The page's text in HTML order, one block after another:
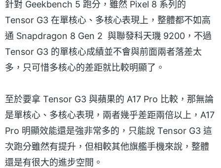
針對 Geekbench 5 跑分，雖然 Pixel 8 系列的
Tensor G3 在單核心、多核心表現上，整體都不如高
通 Snapdragon 8 Gen 2 與聯發科天璣 9200，不過
Tensor G3 的單核心成績並不會與前面兩者落差太
多，只可惜多核心的差距就比較明顯了。
至於要拿 Tensor G3 與蘋果的 A17 Pro 比較，那無論
是單核心、多核心表現，兩者幾乎差距兩倍以上，A17
Pro 明顯效能還是強非常多的，只能說 Tensor G3 這
次跑分雖然有提升，但相較其他旗艦手機來說，整體
還是有很大的進步空間。